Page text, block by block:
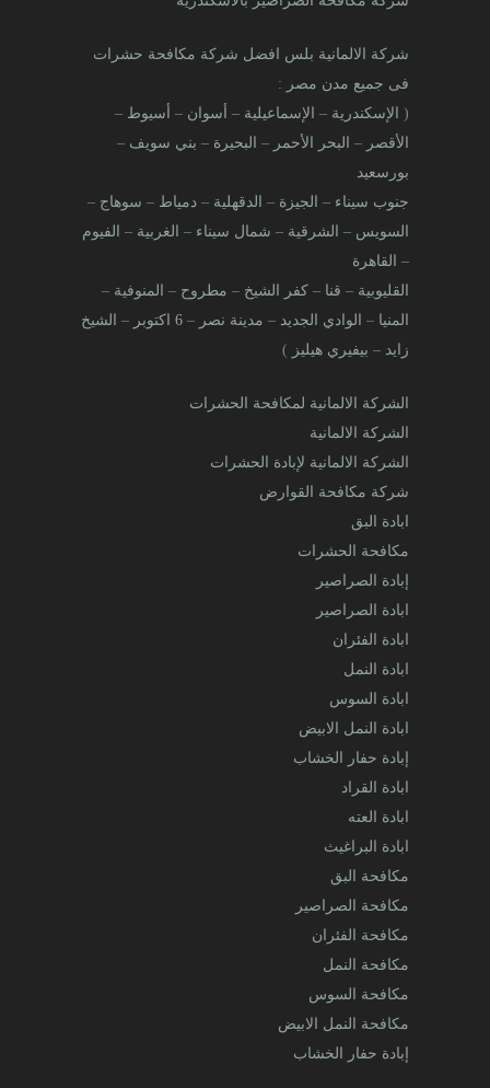
شركة الالمانية بلس افضل شركة مكافحة حشرات
فى جميع مدن مصر :
( الإسكندرية – الإسماعيلية – أسوان – أسيوط –
الأقصر – البحر الأحمر – البحيرة – بني سويف –
بورسعيد
جنوب سيناء – الجيزة – الدقهلية – دمياط – سوهاج –
السويس – الشرقية – شمال سيناء – الغربية – الفيوم
– القاهرة
القليوبية – قنا – كفر الشيخ – مطروح – المنوفية –
المنيا – الوادي الجديد – مدينة نصر – 6 اكتوبر – الشيخ
زايد – بيفيري هيليز )
الشركة الالمانية لمكافحة الحشرات
الشركة الالمانية
الشركة الالمانية لإبادة الحشرات
شركة مكافحة القوارض
ابادة البق
مكافحة الحشرات
إبادة الصراصير
ابادة الصراصير
ابادة الفئران
ابادة النمل
ابادة السوس
ابادة النمل الابيض
إبادة حفار الخشاب
ابادة القراد
ابادة العته
ابادة البراغيث
مكافحة البق
مكافحة الصراصير
مكافحة الفئران
مكافحة النمل
مكافحة السوس
مكافحة النمل الابيض
إبادة حفار الخشاب